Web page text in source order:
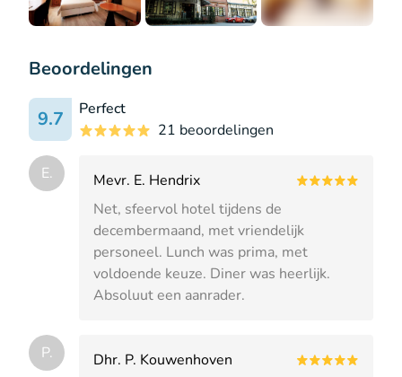
Beoordelingen
9.7
Perfect
21 beoordelingen
E.
Mevr. E. Hendrix
Net, sfeervol hotel tijdens de
decembermaand, met vriendelijk
personeel. Lunch was prima, met
voldoende keuze. Diner was heerlijk.
Absoluut een aanrader.
P.
Dhr. P. Kouwenhoven